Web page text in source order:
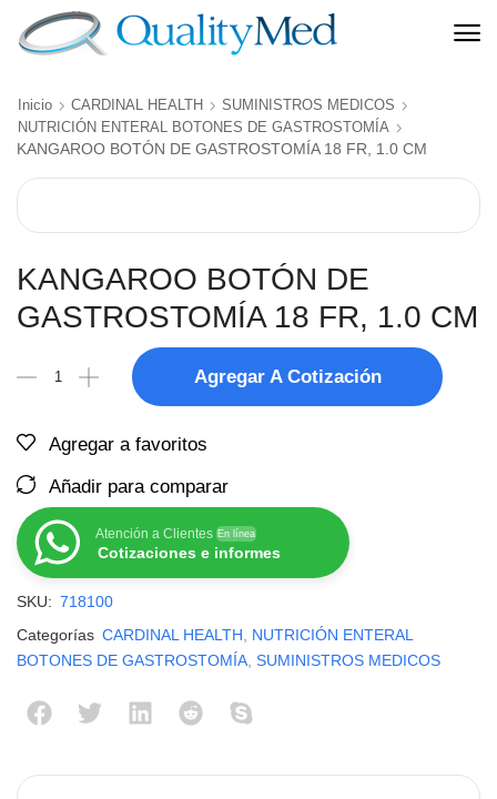
Inicio CARDINAL HEALTH
SUMINISTROS MEDICOS
NUTRICIÓN ENTERAL BOTONES DE GASTROSTOMÍA
KANGAROO BOTÓN DE GASTROSTOMÍA 18 FR, 1.0 CM
KANGAROO BOTÓN DE
GASTROSTOMÍA 18 FR, 1.0 CM
Agregar A Cotización
Agregar a favoritos
Añadir para comparar
Atención a Clientes En línea
Cotizaciones e informes
SKU: 718100
Categorías CARDINAL HEALTH
NUTRICIÓN ENTERAL
BOTONES DE GASTROSTOMÍA SUMINISTROS MEDICOS